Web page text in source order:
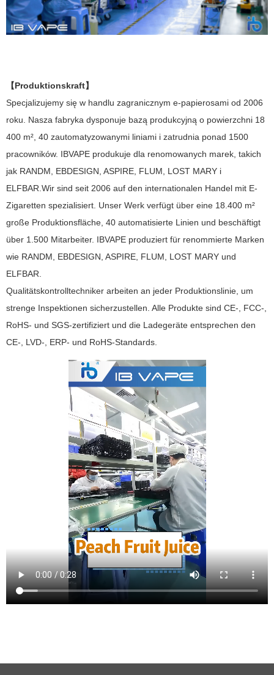
【Produktionskraft】
Specjalizujemy się w handlu zagranicznym e-papierosami od 2006
roku. Nasza fabryka dysponuje bazą produkcyjną o powierzchni 18
400 m², 40 zautomatyzowanymi liniami i zatrudnia ponad 1500
pracowników. IBVAPE produkuje dla renomowanych marek, takich
jak RANDM, EBDESIGN, ASPIRE, FLUM, LOST MARY i
ELFBAR.Wir sind seit 2006 auf den internationalen Handel mit E-
Zigaretten spezialisiert. Unser Werk verfügt über eine 18.400 m²
große Produktionsfläche, 40 automatisierte Linien und beschäftigt
über 1.500 Mitarbeiter. IBVAPE produziert für renommierte Marken
wie RANDM, EBDESIGN, ASPIRE, FLUM, LOST MARY und
ELFBAR.
Qualitätskontrolltechniker arbeiten an jeder Produktionslinie, um
strenge Inspektionen sicherzustellen. Alle Produkte sind CE-, FCC-,
RoHS- und SGS-zertifiziert und die Ladegeräte entsprechen den
CE-, LVD-, ERP- und RoHS-Standards.